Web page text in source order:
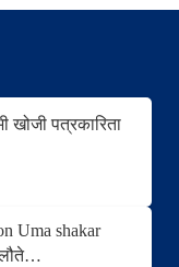
खोजी पत्रकारिता
Uma shakar